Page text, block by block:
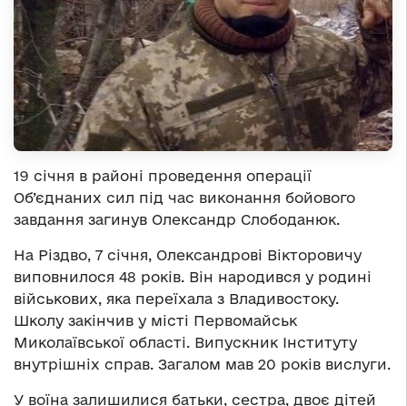
19 січня в районі проведення операції
Об’єднаних сил під час виконання бойового
завдання загинув Олександр Слободанюк.
На Різдво, 7 січня, Олександрові Вікторовичу
виповнилося 48 років. Він народився у родині
військових, яка переїхала з Владивостоку.
Школу закінчив у місті Первомайськ
Миколаївської області. Випускник Інституту
внутрішніх справ. Загалом мав 20 років вислуги.
У воїна залишилися батьки, сестра, двоє дітей